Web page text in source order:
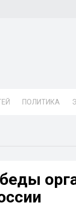
ПОЛИТИКА